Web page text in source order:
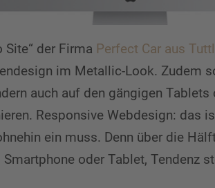
Site“ der Firma Perfect Car aus
im Metallic-Look. Zudem
auch auf den gängigen Tablets
Responsive Webdesign: das
ein muss. Denn über die
oder Tablet, Tendenz